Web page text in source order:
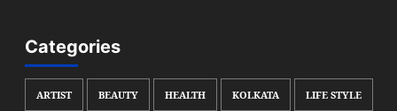
Categories
ARTIST BEAUTY HEALTH KOLKATA LIFE STYLE